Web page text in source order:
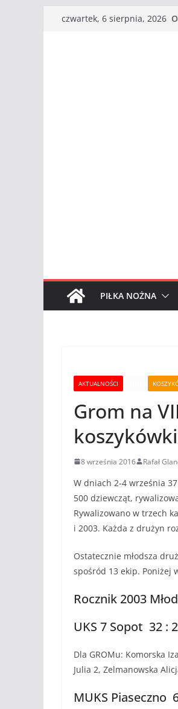
Przejdź
czwartek, 6 sierpnia, 2026
PIŁKA NOŻNA
AKTUALNOŚCI
Grom na
8 września 2016 Rafał
W dniach 2-4 września
500 dziewcząt,
Rywalizowano w trzech
i 2003. Każda z drużyn
Ostatecznie młodsza
spośród 13 ekip. Poniżej
Rocznik 2003
UKS 7 Sopot 32 :
Dla GROMu: Komorska
Julia 2, Zelmanowska
MUKS Piaseczno